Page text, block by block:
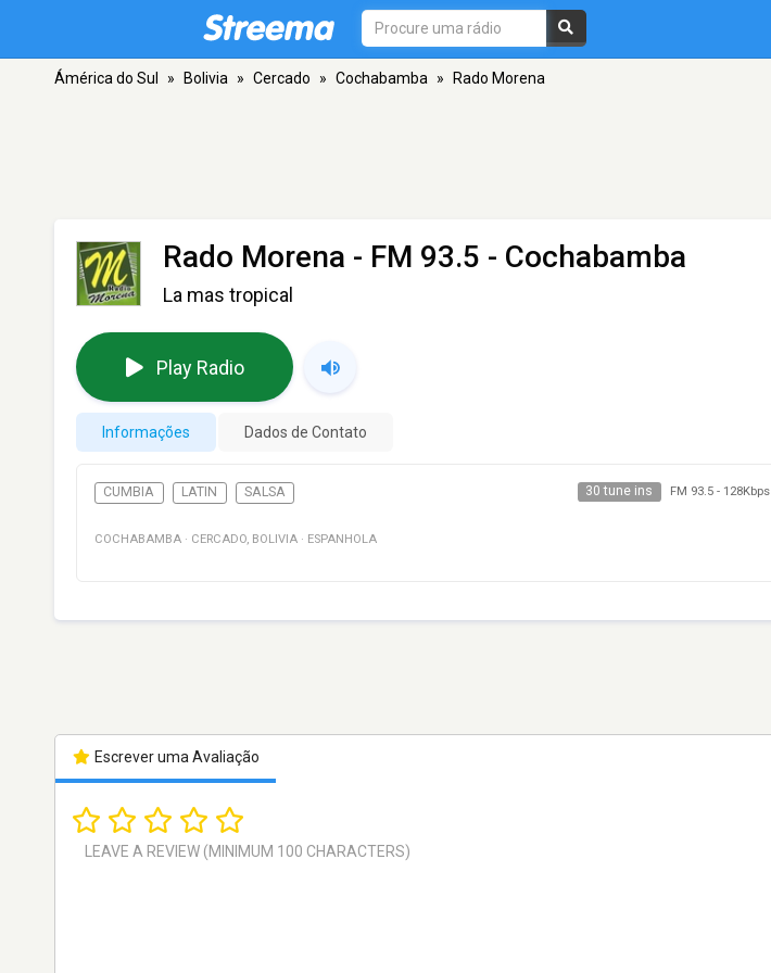
Ámérica do Sul » Bolivia » Cercado » Cochabamba » Rado Morena
Rado Morena - FM 93.5 - Cochabamba
La mas tropical
Play Radio
Informações Dados de Contato
CUMBIA LATIN SALSA 30 tune ins FM 93.5- 128Kbps
COCHABAMBA · CERCADO, BOLIVIA · ESPANHOLA
Escrever uma Avaliação